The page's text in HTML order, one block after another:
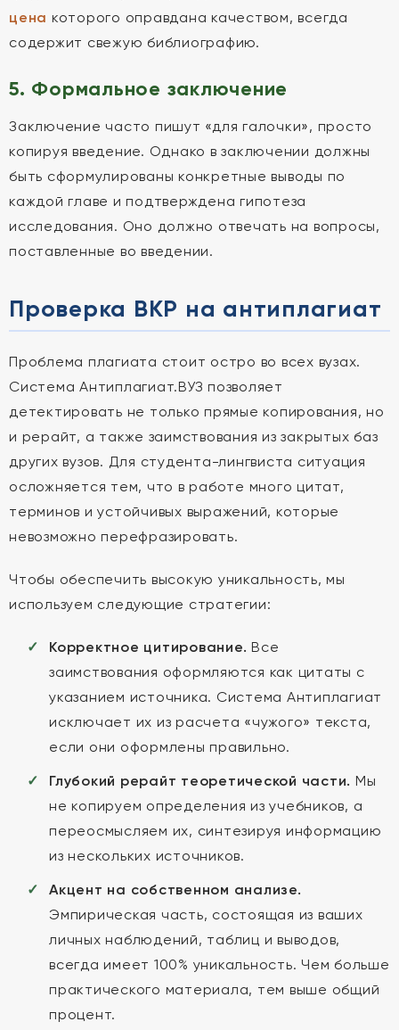
цена которого оправдана качеством, всегда
содержит свежую библиографию.
5. Формальное заключение
Заключение часто пишут «для галочки», просто
копируя введение. Однако в заключении должны
быть сформулированы конкретные выводы по
каждой главе и подтверждена гипотеза
исследования. Оно должно отвечать на вопросы,
поставленные во введении.
Проверка ВКР на антиплагиат
Проблема плагиата стоит остро во всех вузах.
Система Антиплагиат.ВУЗ позволяет
детектировать не только прямые копирования, но
и рерайт, а также заимствования из закрытых баз
других вузов. Для студента-лингвиста ситуация
осложняется тем, что в работе много цитат,
терминов и устойчивых выражений, которые
невозможно перефразировать.
Чтобы обеспечить высокую уникальность, мы
используем следующие стратегии:
Корректное цитирование. Все
заимствования оформляются как цитаты с
указанием источника. Система Антиплагиат
исключает их из расчета «чужого» текста,
если они оформлены правильно.
Глубокий рерайт теоретической части. Мы
не копируем определения из учебников, а
переосмысляем их, синтезируя информацию
из нескольких источников.
Акцент на собственном анализе.
Эмпирическая часть, состоящая из ваших
личных наблюдений, таблиц и выводов,
всегда имеет 100% уникальность. Чем больше
практического материала, тем выше общий
процент.